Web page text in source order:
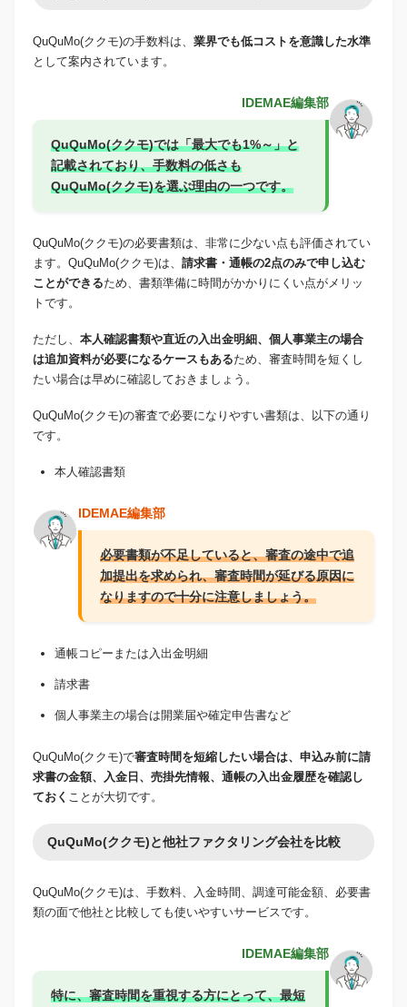
QuQuMo(ククモ)の手数料は、 業界でも低コストを意識した水準
として案内されています。
IDEMAE編集部
QuQuMo(ククモ)では「最大でも1%～」と
記載されており、手数料の低さも
QuQuMo(ククモ)を選ぶ理由の一つです。
QuQuMo(ククモ)の必要書類は、非常に少ない点も評価されてい
ます。QuQuMo(ククモ)は、 請求書・通帳の2点のみで申し込む
ことができるため、書類準備に時間がかかりにくい点がメリッ
トです。
ただし、 本人確認書類や直近の入出金明細、個人事業主の場合
は追加資料が必要になるケースもあるため、審査時間を短くし
たい場合は早めに確認しておきましょう。
QuQuMo(ククモ)の審査で必要になりやすい書類は、以下の通り
です。
本人確認書類
IDEMAE編集部
必要書類が不足していると、審査の途中で追
加提出を求められ、審査時間が延びる原因に
なりますので十分に注意しましょう。
通帳コピーまたは入出金明細
請求書
個人事業主の場合は開業届や確定申告書など
QuQuMo(ククモ)で審査時間を短縮したい場合は、申込み前に請
求書の金額、入金日、売掛先情報、通帳の入出金履歴を確認し
ておく ことが大切です。
QuQuMo(ククモ)と他社ファクタリング会社を比較
QuQuMo(ククモ)は、手数料、入金時間、調達可能金額、必要書
類の面で他社と比較しても使いやすいサービスです。
IDEMAE編集部
特に、審査時間を重視する方にとって、最短